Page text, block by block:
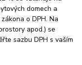
domech a
o DPH. Na
apod.) se
sazbu DPH s vaším